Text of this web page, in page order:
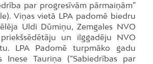
par progresīvām pārmaiņām”
Viņas vietā LPA padomē biedru
Uldi Dūmiņu, Zemgales NVO
un ilggadēju NVO
LPA Padomē turpmāko gadu
Inese Tauriņa (“Sabiedrības par